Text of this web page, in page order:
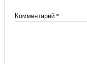
Комментарий *